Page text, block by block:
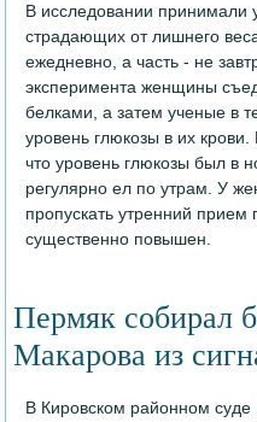
В исследовании принимали
страдающих от лишнего
ежедневно, а часть - не
эксперимента женщины
белками, а затем ученые в
уровень глюкозы в их
что уровень глюкозы был в
регулярно ел по утрам. У
пропускать утренний
существенно повышен.
Пермяк собирал
Макарова из
В Кировском районном